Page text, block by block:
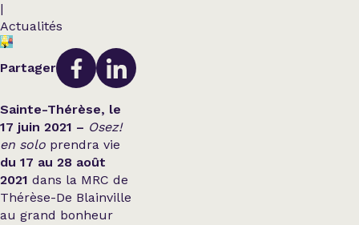
|
Actualités
Partager
Sainte-Thérèse, le
17 juin 2021 – Osez!
en solo prendra vie
du 17 au 28 août
2021 dans la MRC de
Thérèse-De Blainville
au grand bonheur